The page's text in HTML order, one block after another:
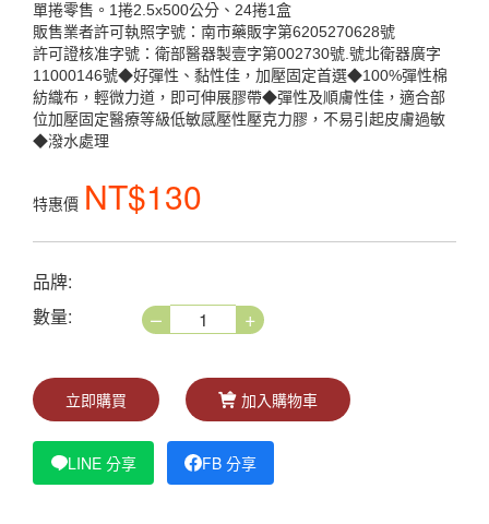
單捲零售。1捲2.5x500公分、24捲1盒
販售業者許可執照字號：南市藥販字第6205270628號
許可證核准字號：衛部醫器製壹字第002730號.號北衛器廣字
11000146號◆好彈性、黏性佳，加壓固定首選◆100%彈性棉
紡織布，輕微力道，即可伸展膠帶◆彈性及順膚性佳，適合部
位加壓固定醫療等級低敏感壓性壓克力膠，不易引起皮膚過敏
◆潑水處理
特惠價 NT$130
品牌:
數量:
– +
立即購買 加入購物車
LINE 分享 FB 分享